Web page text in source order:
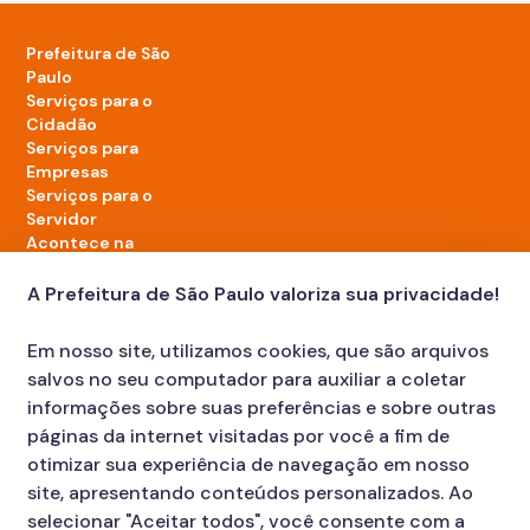
Prefeitura de São
Paulo
Serviços para o
Cidadão
Serviços para
Empresas
Serviços para o
Servidor
Acontece na
LinkedIn da Prefeitura de São Paulo
TikTok da Prefeitura de São Paulo
YouTube da Prefeitura de São Paulo
X da Prefeitura de São Paulo
Instagram da Prefeitura de São Paulo
Facebook da Prefeitura de São Paulo
Diário Oficial
A Prefeitura de São Paulo valoriza sua privacidade!
Em nosso site, utilizamos cookies, que são arquivos
salvos no seu computador para auxiliar a coletar
informações sobre suas preferências e sobre outras
páginas da internet visitadas por você a fim de
otimizar sua experiência de navegação em nosso
site, apresentando conteúdos personalizados. Ao
selecionar "Aceitar todos", você consente com a